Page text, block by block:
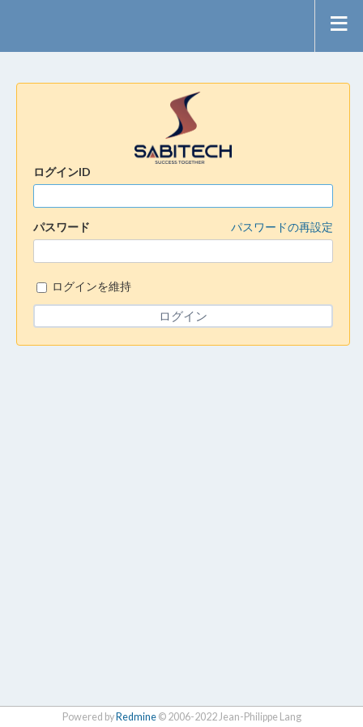
ログインID
パスワード パスワードの再設定
ログインを維持
Powered by Redmine© 2006-2022 Jean-Philippe Lang